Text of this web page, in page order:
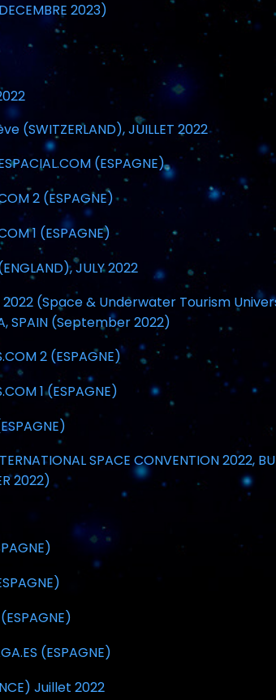
2023)
(SWITZERLAND), JUILLET 2022
(ESPAGNE)
2 (ESPAGNE)
1 (ESPAGNE)
JULY 2022
2022 (Space & Underwater Tourism
SPAIN (September 2022)
2 (ESPAGNE)
1 (ESPAGNE)
SPACE CONVENTION 2022,
2022)
(ESPAGNE)
Juillet 2022